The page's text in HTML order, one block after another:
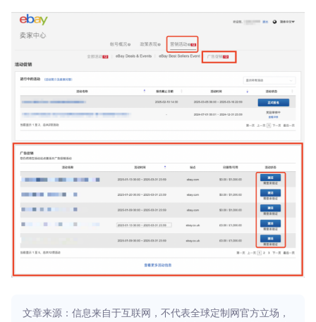
文章来源：信息来自于互联网，不代表全球定制网官方立场，